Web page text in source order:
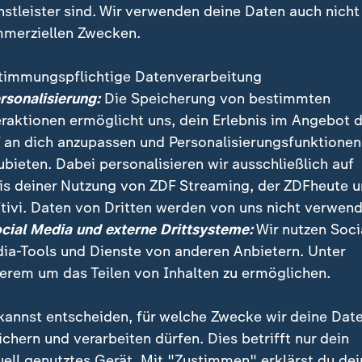
es wieder Raketenangriffe des Irans auf Israel.
Anfang April galt, gebrochen. Es folgten
sind. Wir verwenden deine Daten auch nicht
Zwecken.
Datenverarbeitung
Die Speicherung von bestimmten
ermöglicht uns, dein Erlebnis im Angebot
an dich anzupassen und Personalisierungsfunktionen
Dabei personalisieren wir ausschließlich auf
deiner Nutzung von ZDF Streaming, der ZDFheute
Daten von Dritten werden von uns nicht
Media und externe Drittsysteme:Wir nutzen
Tools und Dienste von anderen Anbietern. Unter
um das Teilen von Inhalten zu ermöglichen.
entscheiden, für welche Zwecke wir deine
und verarbeiten dürfen. Dies betrifft nur dein